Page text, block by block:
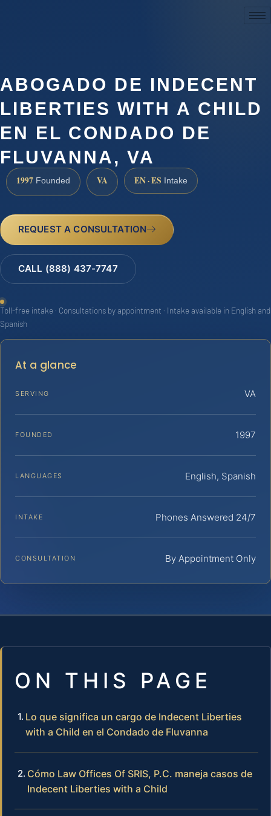
ABOGADO DE INDECENT
LIBERTIES WITH A CHILD
EN EL CONDADO DE
FLUVANNA, VA
1997 Founded VA EN · ES Intake
REQUEST A CONSULTATION
CALL (888) 437-7747
Toll-free intake · Consultations by appointment · Intake available in English and
Spanish
At a glance
SERVING VA
FOUNDED 1997
LANGUAGES English, Spanish
INTAKE Phones Answered 24/7
CONSULTATION By Appointment Only
ON THIS PAGE
Lo que significa un cargo de Indecent Liberties
with a Child en el Condado de Fluvanna
Cómo Law Offices Of SRIS, P.C. maneja casos de
Indecent Liberties with a Child